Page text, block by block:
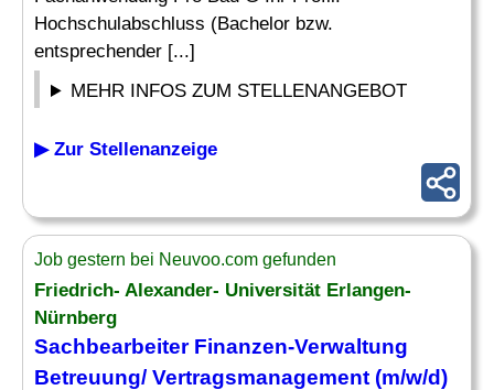
Hochschulabschluss (Bachelor bzw.
entsprechender [...]
MEHR INFOS ZUM STELLENANGEBOT
▶ Zur Stellenanzeige
Job gestern bei Neuvoo.com gefunden
Friedrich- Alexander- Universität Erlangen-
Nürnberg
SachbearbeiterFinanzen-Verwaltung
Betreuung/ Vertragsmanagement (m/w/d)